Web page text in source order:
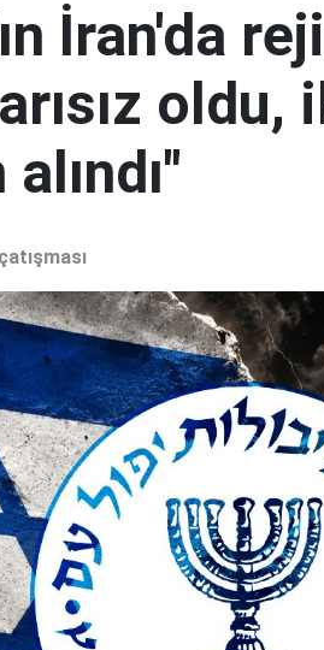
İran'da